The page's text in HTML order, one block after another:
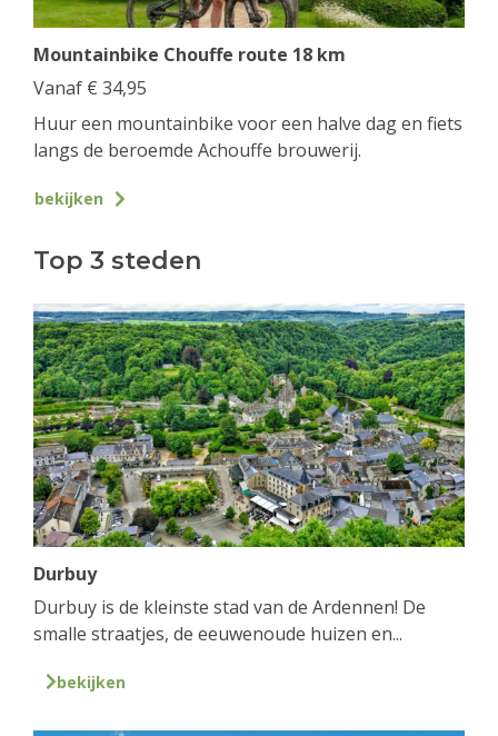
Mountainbike Chouffe route 18 km
Vanaf € 34,95
Huur een mountainbike voor een halve dag en fiets
langs de beroemde Achouffe brouwerij.
bekijken
Top 3 steden
Durbuy
Durbuy is de kleinste stad van de Ardennen! De
smalle straatjes, de eeuwenoude huizen en...
bekijken